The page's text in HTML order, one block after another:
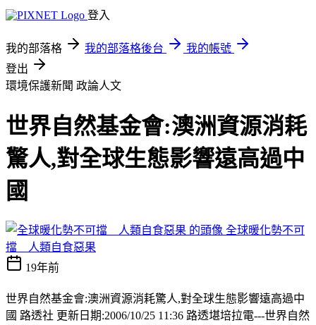
登入
我的部落格 我的部落格後台
我的帳號
登出
環境保護新聞 政論人文
世界自然基金會:澳洲資源消耗
驚人,對全球生態影響遠高過中
國
全球暖化勢不可
擋 人類自食惡果
19年前
世界自然基金會:澳洲資源消耗驚人,對全球生態影響遠高過中
國 路透社 更新日期:2006/10/25 11:36 路透堪培拉電---世界自然